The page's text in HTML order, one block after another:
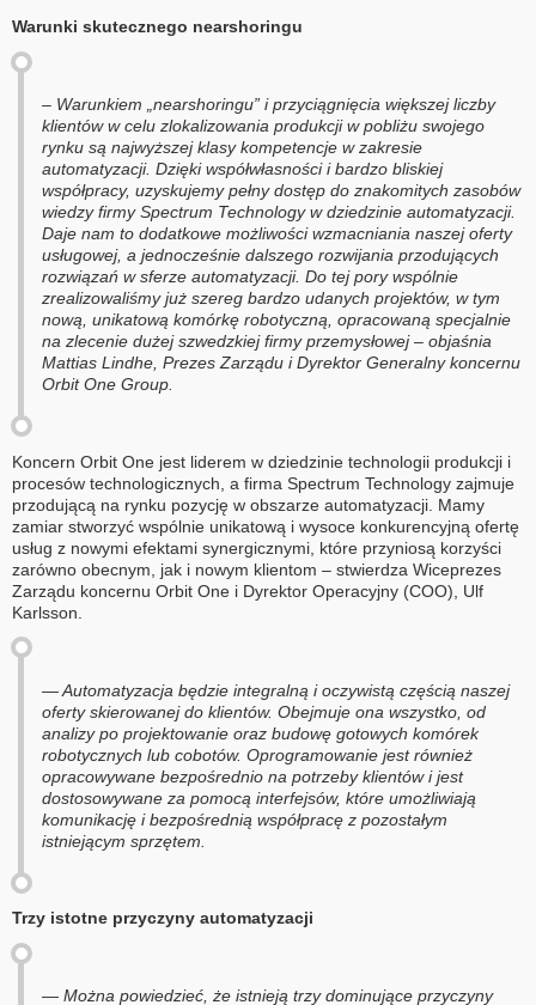
Warunki skutecznego nearshoringu
– Warunkiem „nearshoringu” i przyciągnięcia większej liczby
klientów w celu zlokalizowania produkcji w pobliżu swojego
rynku są najwyższej klasy kompetencje w zakresie
automatyzacji. Dzięki współwłasności i bardzo bliskiej
współpracy, uzyskujemy pełny dostęp do znakomitych zasobów
wiedzy firmy Spectrum Technology w dziedzinie automatyzacji.
Daje nam to dodatkowe możliwości wzmacniania naszej oferty
usługowej, a jednocześnie dalszego rozwijania przodujących
rozwiązań w sferze automatyzacji. Do tej pory wspólnie
zrealizowaliśmy już szereg bardzo udanych projektów, w tym
nową, unikatową komórkę robotyczną, opracowaną specjalnie
na zlecenie dużej szwedzkiej firmy przemysłowej – objaśnia
Mattias Lindhe, Prezes Zarządu i Dyrektor Generalny koncernu
Orbit One Group.
Koncern Orbit One jest liderem w dziedzinie technologii produkcji i
procesów technologicznych, a firma Spectrum Technology zajmuje
przodującą na rynku pozycję w obszarze automatyzacji. Mamy
zamiar stworzyć wspólnie unikatową i wysoce konkurencyjną ofertę
usług z nowymi efektami synergicznymi, które przyniosą korzyści
zarówno obecnym, jak i nowym klientom – stwierdza Wiceprezes
Zarządu koncernu Orbit One i Dyrektor Operacyjny (COO), Ulf
Karlsson.
— Automatyzacja będzie integralną i oczywistą częścią naszej
oferty skierowanej do klientów. Obejmuje ona wszystko, od
analizy po projektowanie oraz budowę gotowych komórek
robotycznych lub cobotów. Oprogramowanie jest również
opracowywane bezpośrednio na potrzeby klientów i jest
dostosowywane za pomocą interfejsów, które umożliwiają
komunikację i bezpośrednią współpracę z pozostałym
istniejącym sprzętem.
Trzy istotne przyczyny automatyzacji
— Można powiedzieć, że istnieją trzy dominujące przyczyny